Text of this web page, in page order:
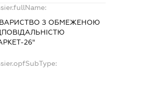
З ОБМЕЖЕНОЮ
26"